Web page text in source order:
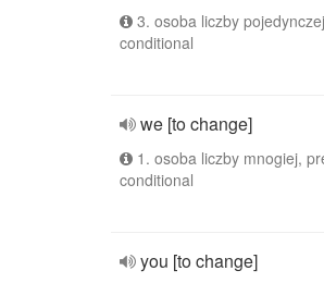
3. osoba liczby
conditional
we [to change]
1. osoba liczby mnogiej,
conditional
you [to change]